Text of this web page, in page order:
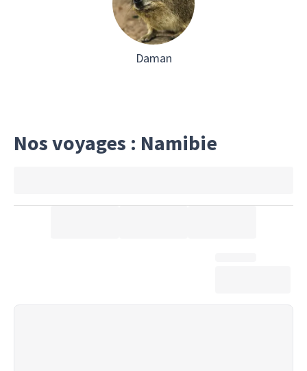
Daman
Nos voyages : Namibie